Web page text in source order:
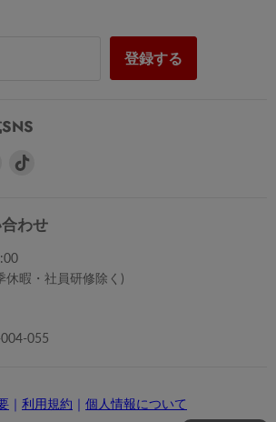
登録する
Youtube
つ
て
く
い
わせ
休暇・社員研修除く)
055
｜ 利用規約 ｜ 個人情報について